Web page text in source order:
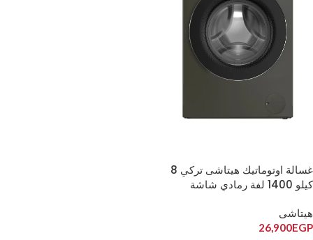
غسالة اوتوماتيك هيتاشى تركي 8
كيلو 1400 لفة رمادي شاشة
هيتاشى
26,900EGP